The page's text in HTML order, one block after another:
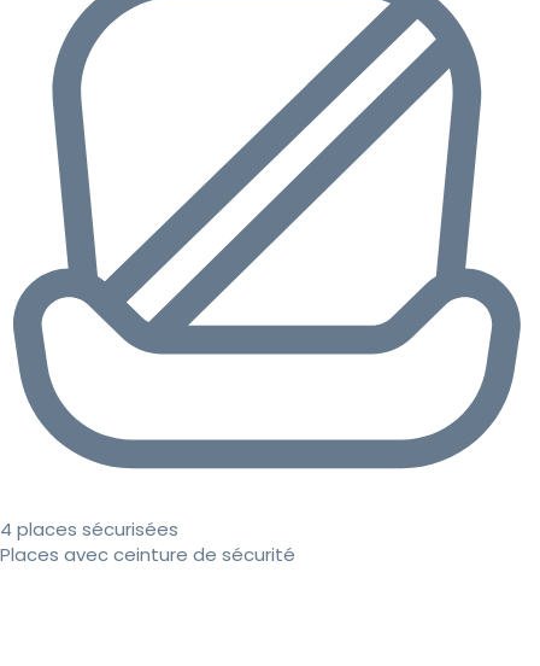
4 places sécurisées
Places avec ceinture de sécurité